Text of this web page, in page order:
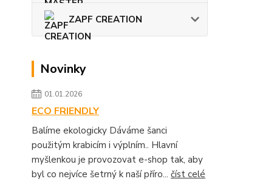
ZAPF CREATION
Novinky
01.01.2026
ECO FRIENDLY
Balíme ekologicky Dáváme šanci
použitým krabicím i výplním.. Hlavní
myšlenkou je provozovat e-shop tak, aby
byl co nejvíce šetrný k naší příro... číst celé